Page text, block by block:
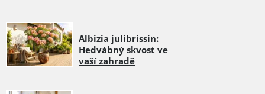
Albizia julibrissin:
Hedvábný skvost ve
vaší zahradě